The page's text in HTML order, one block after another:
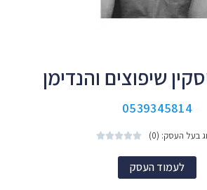
שיפוצים והנדימן
0539345814
בעל העסק: (0) 




לעמוד העסק